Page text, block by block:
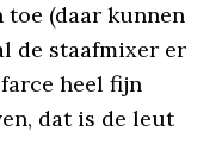
(daar kunnen
de staafmixer er
heel fijn
dat is de leut